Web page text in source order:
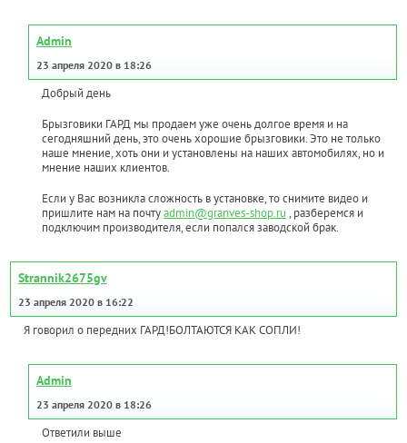
Admin
23 апреля 2020 в 18:26
Добрый день
Брызговики ГАРД мы продаем уже очень долгое время и на
сегодняшний день, это очень хорошие брызговики. Это не только
наше мнение, хоть они и установлены на наших автомобилях, но и
мнение наших клиентов.
Если у Вас возникла сложность в установке, то снимите видео и
пришлите нам на почтуadmin@granves-shop.ru , разберемся и
подключим производителя, если попался заводской брак.
Strannik2675gv
23 апреля 2020 в 16:22
Я говорил о передних ГАРД!БОЛТАЮТСЯ КАК СОПЛИ!
Admin
23 апреля 2020 в 18:26
Ответили выше